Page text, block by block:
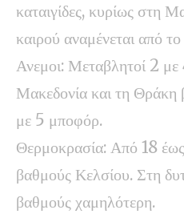
καταιγίδες, κυρίως στη
καιρού αναμένεται από
Ανεμοι: Μεταβλητοί 2 με
Μακεδονία και τη Θράκη
με 5 μποφόρ.
Θερμοκρασία: Από 18
βαθμούς Κελσίου. Στη
βαθμούς χαμηλότερη.